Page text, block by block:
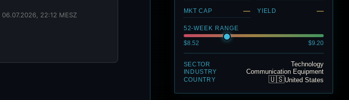
06.07.2026, 22:12 MESZ
MKT CAP — YIELD —
52-WEEK RANGE
$8.52 $9.20
SECTOR Technology
INDUSTRY Communication Equipment
COUNTRY 🇺🇸United States